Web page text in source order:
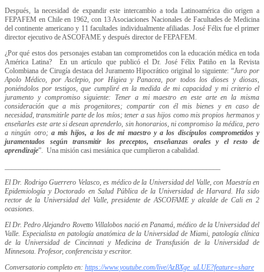
Después, la necesidad de expandir este intercambio a toda Latinoamérica dio origen a
FEPAFEM en Chile en 1962, con 13 Asociaciones Nacionales de Facultades de Medicina
del continente americano y 11 facultades individualmente afiliadas. José Félix fue el primer
director ejecutivo de ASCOFAME y después director de FEPAFEM.
¿Por qué estos dos personajes estaban tan comprometidos con la educación médica en toda
América Latina? En un artículo que publicó el Dr. José Félix Patiño en la Revista
Colombiana de Cirugía destaca del Juramento Hipocrático original lo siguiente: “Juro por
Apolo Médico, por Asclepio, por Higiea y Panacea, por todos los dioses y diosas,
poniéndolos por testigos, que cumpliré en la medida de mi capacidad y mi criterio el
juramento y compromiso siguiente: Tener a mi maestro en este arte en la misma
consideración que a mis progenitores; compartir con él mis bienes y en caso de
necesidad, transmitirle parte de los míos; tener a sus hijos como mis propios hermanos y
enseñarles este arte si desean aprenderlo, sin honorarios, ni compromiso la médica, pero
a ningún otro; a mis hijos, a los de mi maestro y a los discípulos comprometidos y
juramentados según transmitir los preceptos, enseñanzas orales y el resto de
aprendizaje”. Una misión casi mesiánica que cumplieron a cabalidad.
El Dr. Rodrigo Guerrero Velasco, es médico de la Universidad del Valle, con Maestría en
Epidemiología y Doctorado en Salud Pública de la Universidad de Harvard. Ha sido
rector de la Universidad del Valle, presidente de ASCOFAME y alcalde de Cali en 2
ocasiones.
El Dr. Pedro Alejandro Rovetto Villalobos nació en Panamá, médico de la Universidad del
Valle. Especialista en patología anatómica de la Universidad de Miami, patología clínica
de la Universidad de Cincinnati y Medicina de Transfusión de la Universidad de
Minnesota. Profesor, conferencista y escritor.
Conversatorio completo en: https://www.youtube.com/live/AzBXge_uLUE?feature=share